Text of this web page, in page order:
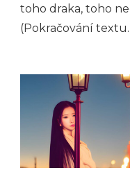
toho draka, toho
(Pokračování